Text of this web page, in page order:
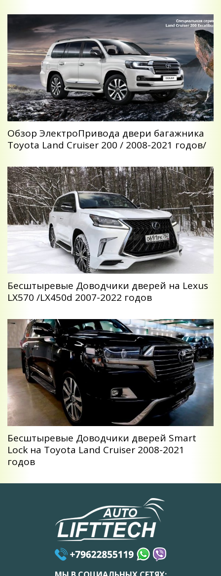
Обзор ЭлектроПривода двери багажника
Toyota Land Cruiser 200 / 2008-2021 годов/
Беcштыревые Доводчики дверей на Lexus
LX570 /LX450d 2007-2022 годов
Беcштыревые Доводчики дверей Smart
Lock на Toyota Land Cruiser 2008-2021
годов